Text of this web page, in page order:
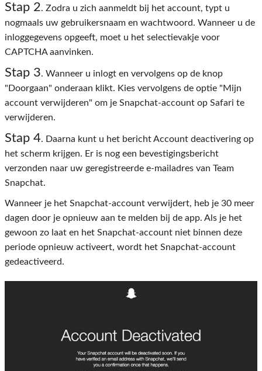
Stap 2. Zodra u zich aanmeldt bij het account, typt u
nogmaals uw gebruikersnaam en wachtwoord. Wanneer u de
inloggegevens opgeeft, moet u het selectievakje voor
CAPTCHA aanvinken.
Stap 3. Wanneer u inlogt en vervolgens op de knop
"Doorgaan" onderaan klikt. Kies vervolgens de optie "Mijn
account verwijderen" om je Snapchat-account op Safari te
verwijderen.
Stap 4. Daarna kunt u het bericht Account deactivering op
het scherm krijgen. Er is nog een bevestigingsbericht
verzonden naar uw geregistreerde e-mailadres van Team
Snapchat.
Wanneer je het Snapchat-account verwijdert, heb je 30 meer
dagen door je opnieuw aan te melden bij de app. Als je het
gewoon zo laat en het Snapchat-account niet binnen deze
periode opnieuw activeert, wordt het Snapchat-account
gedeactiveerd.